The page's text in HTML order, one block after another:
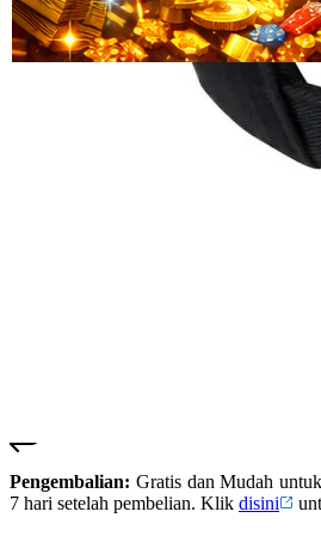
Read
13
Reviews.
HT OFFICIAL
SUSTER123
SUSTER 123
Pengembalian: Gratis dan Mudah
7 hari setelah pembelian. Klik disini